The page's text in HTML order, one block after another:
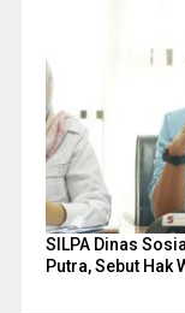
SILPA Dinas
Putra, Sebut Hak